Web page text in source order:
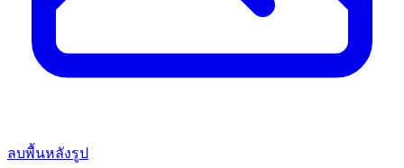
ลบพื้นหลังรูป